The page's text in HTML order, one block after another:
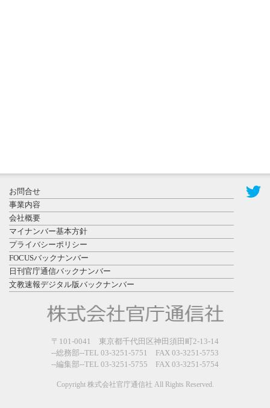
登録有形文
化財となっ
た東北大植
物園八...
日更新
県警等と大
規模災害時
お問合せ
事業内容
会社概要
マイナンバー基本方針
プライバシーポリシー
FOCUSバックナンバー
日刊官庁通信バックナンバー
文教速報デジタル版バックナンバー
〒101-0041 東京都千代田区神田須田町2-13-14
--総務部--TEL 03-3251-5751 FAX 03-3251-5753
--編集部--TEL 03-3251-5755 FAX 03-3251-5754
Copyright 株式会社官庁通信社 All Rights Reserved.